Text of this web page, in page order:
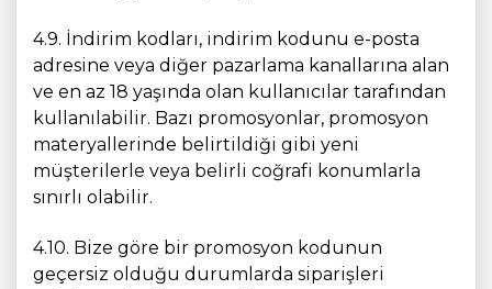
4.9. İndirim kodları, indirim kodunu e-posta
adresine veya diğer pazarlama kanallarına alan
ve en az 18 yaşında olan kullanıcılar tarafından
kullanılabilir. Bazı promosyonlar, promosyon
materyallerinde belirtildiği gibi yeni
müşterilerle veya belirli coğrafi konumlarla
sınırlı olabilir.
4.10. Bize göre bir promosyon kodunun
geçersiz olduğu durumlarda siparişleri